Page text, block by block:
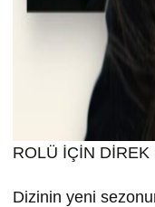
ROLÜ İÇİN
Dizinin yeni